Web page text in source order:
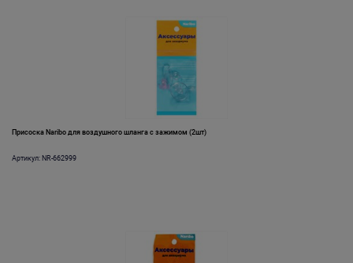
Присоска Naribo для воздушного шланга с зажимом (2шт)
Артикул: NR-662999